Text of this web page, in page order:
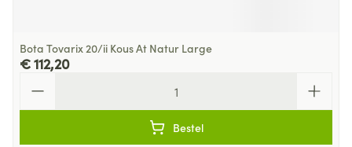
Bota Tovarix 20/ii Kous At Natur Large
€ 112,20
Bestel